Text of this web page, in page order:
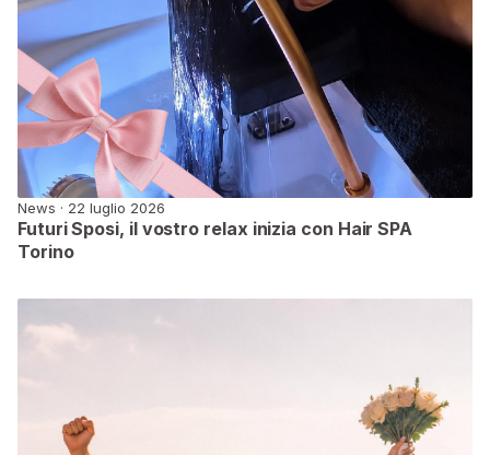
News · 22 luglio 2026
Futuri Sposi, il vostro relax inizia con Hair SPA
Torino